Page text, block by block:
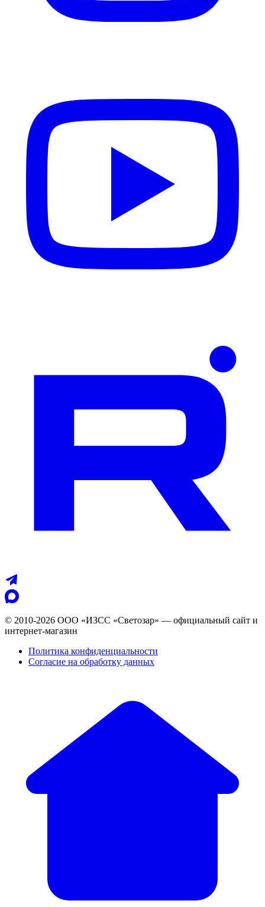
© 2010-2026 ООО «ИЗСС «Светозар» — официальный сайт и
интернет-магазин
Политика конфиденциальности
Согласие на обработку данных